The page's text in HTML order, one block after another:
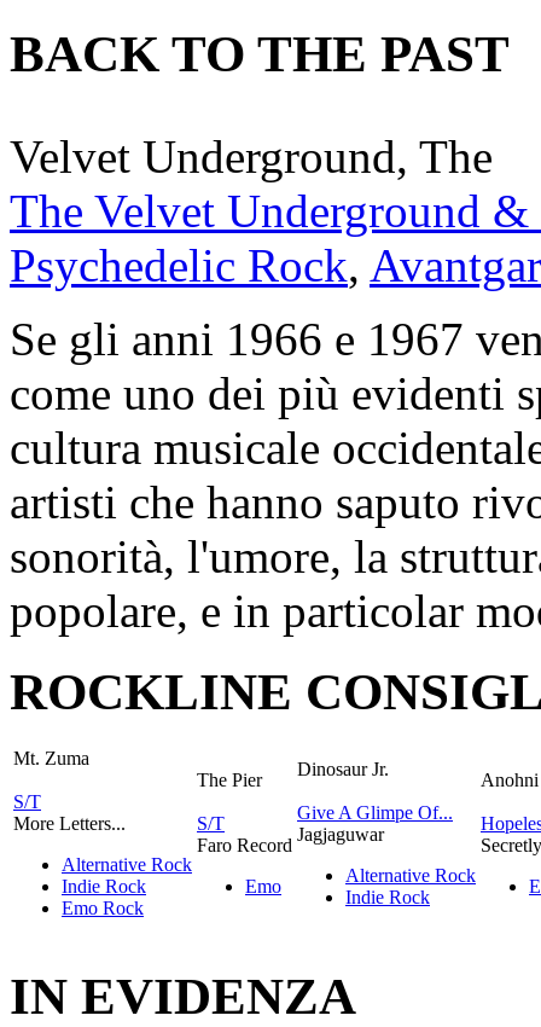
BACK TO THE PAST
Velvet Underground, The
The Velvet Underground
Psychedelic Rock,
Se gli anni 1966 e 1967
come uno dei più evidenti
cultura musicale
artisti che hanno saputo
sonorità, l'umore, la
popolare, e in particolar
ROCKLINE
Mt. Zuma
S/T
More Letters...
Alternative Rock
Indie Rock
Emo Rock
The Pier
S/T
Faro Record
Emo
Dinosaur Jr.
Give A Glimpe Of...
Jagjaguwar
Alternative Rock
Indie Rock
Anohni
IN EVIDENZA